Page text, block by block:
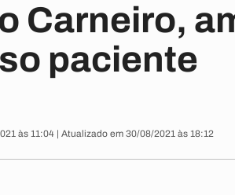
Carneiro,
paciente
às 11:04 | Atualizado em 30/08/2021 às 18:12